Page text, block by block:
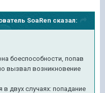
SoaRen сказал:
боеспособности, попав
вызвал возникновение
двух случаях: попадание